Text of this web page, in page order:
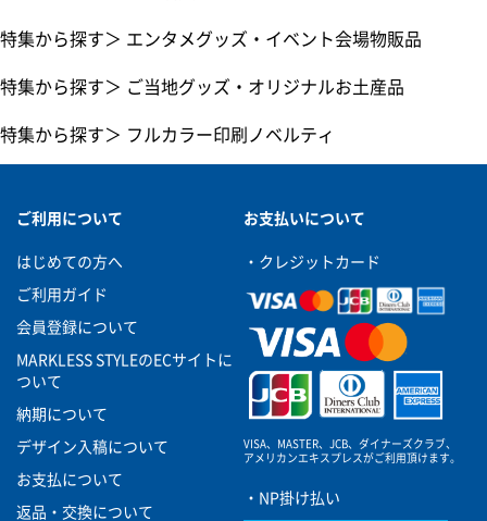
特集から探す＞ エンタメグッズ・イベント会場物販品
特集から探す＞ ご当地グッズ・オリジナルお土産品
特集から探す＞ フルカラー印刷ノベルティ
ご利用について
はじめての方へ
ご利用ガイド
会員登録について
MARKLESS STYLEのECサイトに
ついて
納期について
デザイン入稿について
お支払について
返品・交換について
お支払いについて
・クレジットカード
VISA、MASTER、JCB、ダイナーズクラブ、
アメリカンエキスプレスがご利用頂けます。
・NP掛け払い